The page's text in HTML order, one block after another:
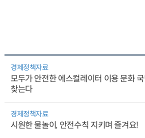
경제정책자료
모두가 안전한 에스컬레이터 이용 문화
찾는다
경제정책자료
시원한 물놀이, 안전수칙 지키며 즐겨요!